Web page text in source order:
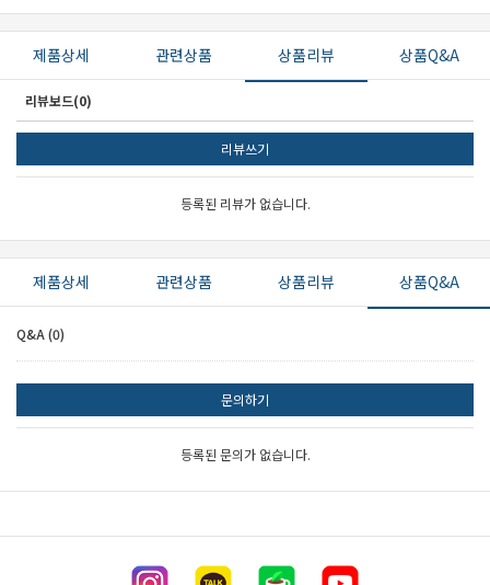
제품상세 관련상품 상품리뷰 상품Q&A
리뷰보드(0)
리뷰쓰기
등록된 리뷰가 없습니다.
제품상세 관련상품 상품리뷰 상품Q&A
Q&A (0)
문의하기
등록된 문의가 없습니다.